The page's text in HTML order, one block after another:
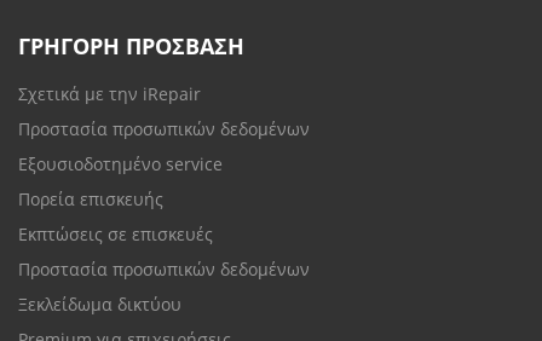
ΓΡΗΓΟΡΗ ΠΡΟΣΒΑΣΗ
Σχετικά με την iRepair
Προστασία προσωπικών δεδομένων
Εξουσιοδοτημένο service
Πορεία επισκευής
Εκπτώσεις σε επισκευές
Προστασία προσωπικών δεδομένων
Ξεκλείδωμα δικτύου